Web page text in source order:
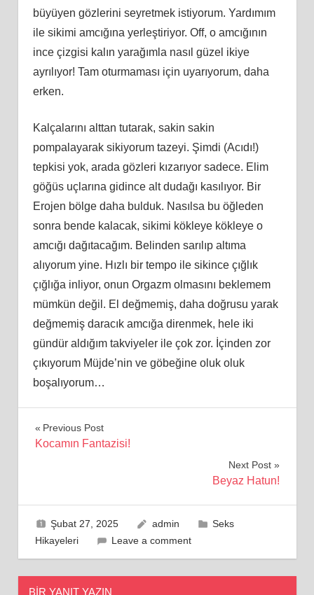
büyüyen gözlerini seyretmek istiyorum. Yardımım
ile sikimi amcığına yerleştiriyor. Off, o amcığının
ince çizgisi kalın yarağımla nasıl güzel ikiye
ayrılıyor! Tam oturmaması için uyarıyorum, daha
erken.
Kalçalarını alttan tutarak, sakin sakin
pompalayarak sikiyorum tazeyi. Şimdi (Acıdı!)
tepkisi yok, arada gözleri kızarıyor sadece. Elim
göğüs uçlarına gidince alt dudağı kasılıyor. Bir
Erojen bölge daha bulduk. Nasılsa bu öğleden
sonra bende kalacak, sikimi kökleye kökleye o
amcığı dağıtacağım. Belinden sarılıp altıma
alıyorum yine. Hızlı bir tempo ile sikince çığlık
çığlığa inliyor, onun Orgazm olmasını beklemem
mümkün değil. El değmemiş, daha doğrusu yarak
değmemiş daracık amcığa direnmek, hele iki
gündür aldığım takviyeler ile çok zor. İçinden zor
çıkıyorum Müjde’nin ve göbeğine oluk oluk
boşalıyorum…
Yazı
Previous Post
Kocamın Fantazisi!
Next Post
Beyaz Hatun!
Şubat 27, 2025 admin
Seks
Hikayeleri
Leave a comment
BIR YANIT YAZIN